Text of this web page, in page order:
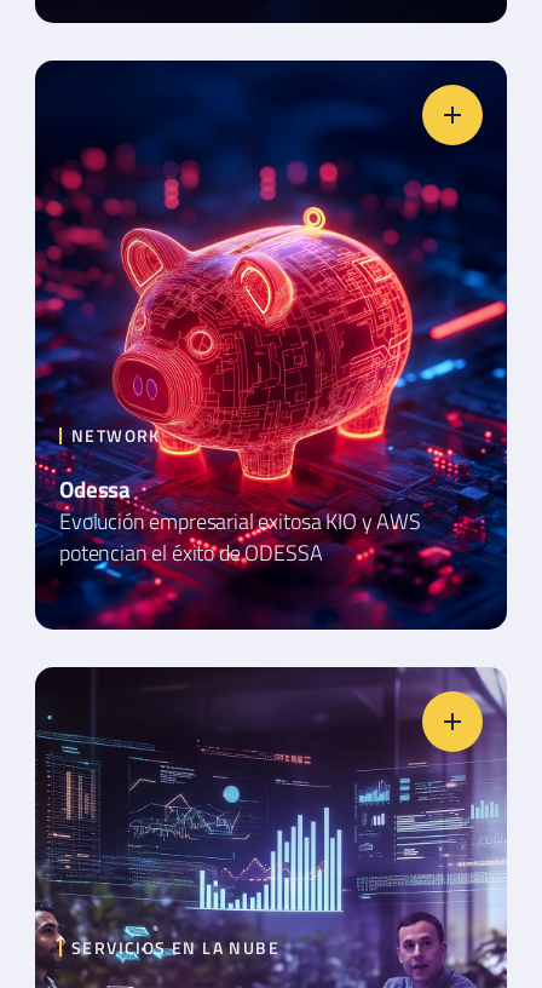
NETWORK
Odessa
Evolución empresarial exitosa KIO y AWS
potencian el éxito de ODESSA
SERVICIOS EN LA NUBE